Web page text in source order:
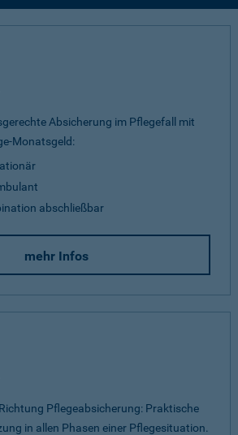
Absicherung im Pflegefall mit
Monatsgeld:
abschließbar
mehr Infos
Pflegeab­sicherung: Praktische
in allen Phasen einer Pflegesituation.